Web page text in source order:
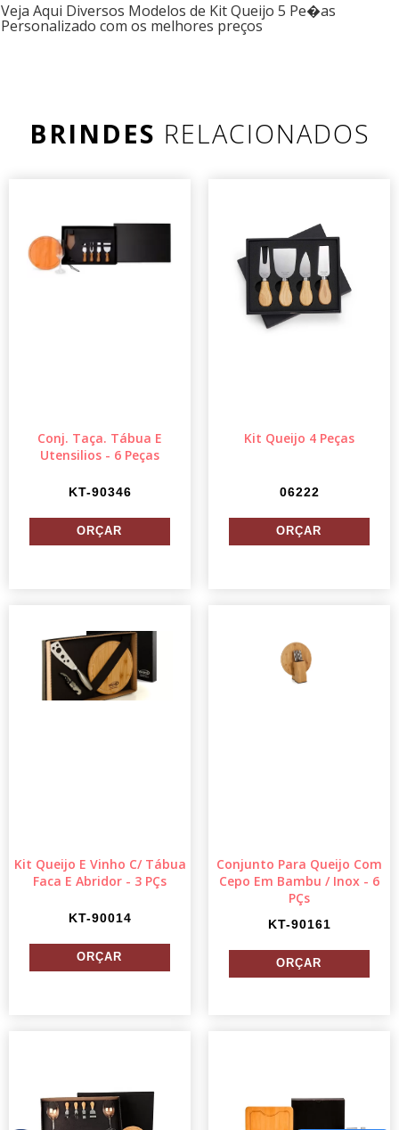
Veja Aqui Diversos Modelos de Kit Queijo 5 Pe�as
Personalizado com os melhores preços
BRINDES RELACIONADOS
Conj. Taça. Tábua E
Utensilios - 6 Peças
KT-90346
Kit Queijo 4 Peças
06222
Kit Queijo E Vinho C/ Tábua
Faca E Abridor - 3 PÇs
KT-90014
Conjunto Para Queijo Com
Cepo Em Bambu / Inox - 6
PÇs
KT-90161